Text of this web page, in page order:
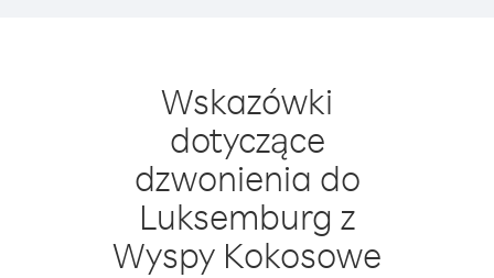
Wskazówki
dotyczące
dzwonienia do
Luksemburg z
Wyspy Kokosowe